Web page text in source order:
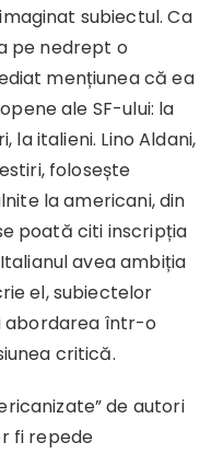
subiectul. Ca
pe nedrept o
mențiunea că ea
ale SF-ului: la
la italieni. Lino Aldani,
folosește
la americani, din
poată citi inscripția
avea ambiția
el, subiectelor
abordarea într-o
critică.
de autori
fi repede